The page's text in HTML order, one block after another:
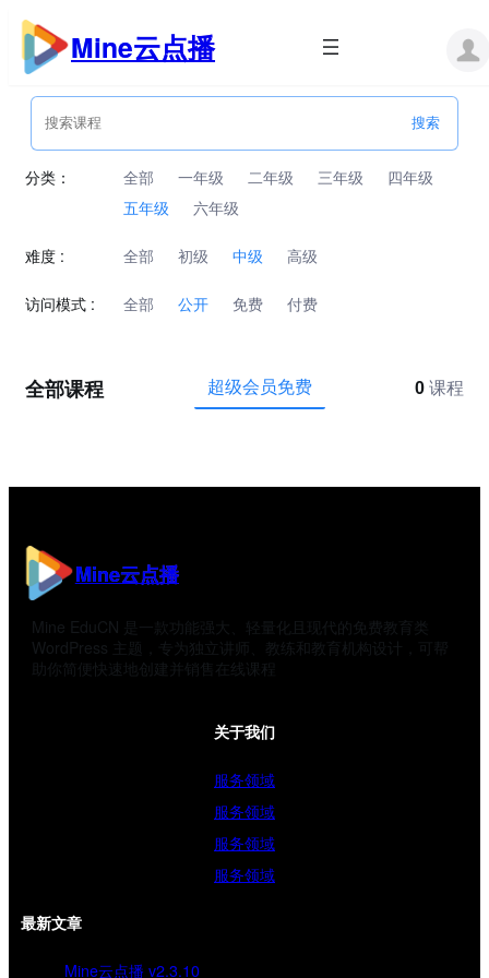
跳
内
Mine云点播
分类： 全部 一年级 二年级 三年级
四年级
五年级
六年级
难度 : 全部 初级 中级 高级
访问模式 : 全部 公开 免费 付费
全部课程 超级会员免费 0 课程
Mine云点播
Mine EduCN 是一款功能强大、轻量化且现代的免费教育类
WordPress 主题，专为独立讲师、教练和教育机构设计，可帮
助你简便快速地创建并销售在线课程
关于我们
服务领域
服务领域
服务领域
服务领域
最新文章
Mine云点播 v2.3.10